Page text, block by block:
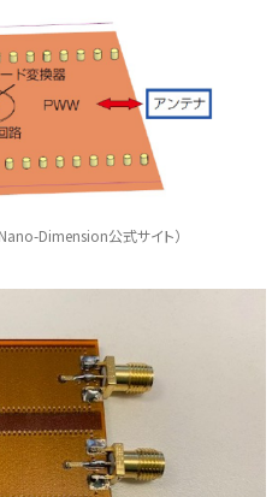
Dimension公式サイト）